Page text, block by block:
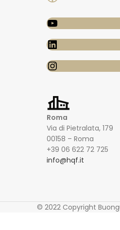
Roma
Via di Pietralata, 179
00158 – Roma
+39 06 622 72 725
info@hqf.it
© 2022 Copyright